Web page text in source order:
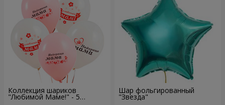
Коллекция шариков
"Любимой Маме!" - 5
Шар фольгированный
"Звезда"